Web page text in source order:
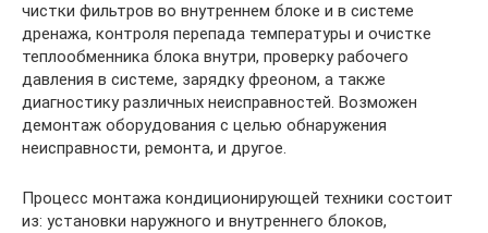
чистки фильтров во внутреннем блоке и в системе
дренажа, контроля перепада температуры и очистке
теплообменника блока внутри, проверку рабочего
давления в системе, зарядку фреоном, а также
диагностику различных неисправностей. Возможен
демонтаж оборудования с целью обнаружения
неисправности, ремонта, и другое.
Процесс монтажа кондиционирующей техники состоит
из: установки наружного и внутреннего блоков,